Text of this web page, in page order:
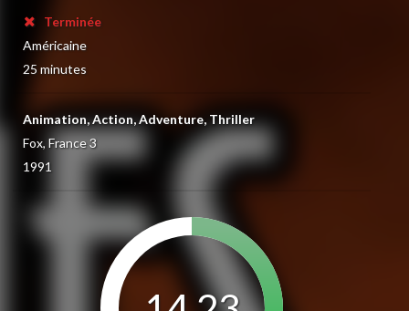
Terminée
Américaine
25 minutes
Animation, Action, Adventure, Thriller
Fox, France 3
1991